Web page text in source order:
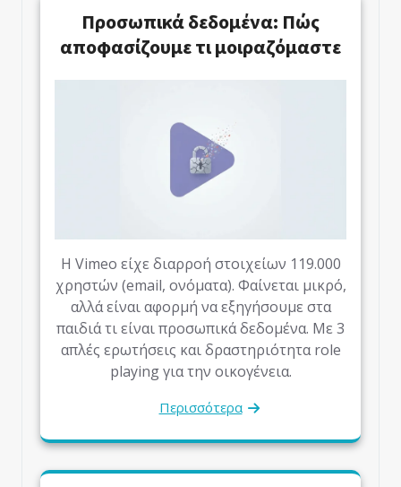
Προσωπικά δεδομένα: Πώς
αποφασίζουμε τι μοιραζόμαστε
Η Vimeo είχε διαρροή στοιχείων 119.000
χρηστών (email, ονόματα). Φαίνεται μικρό,
αλλά είναι αφορμή να εξηγήσουμε στα
παιδιά τι είναι προσωπικά δεδομένα. Με 3
απλές ερωτήσεις και δραστηριότητα role
playing για την οικογένεια.
Περισσότερα